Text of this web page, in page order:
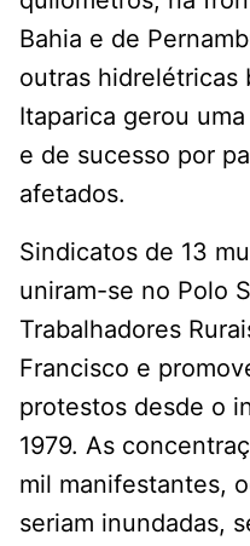
Bahia e de
outras hidrelétricas
Itaparica gerou
e de sucesso por
afetados.
Sindicatos de 13
uniram-se no Polo
Trabalhadores
Francisco e
protestos desde o
1979. As
mil manifestantes,
seriam inundadas,